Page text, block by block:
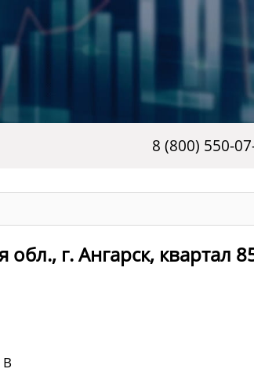
8 (800) 550-
г. Ангарск, квартал
В